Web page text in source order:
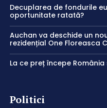
Decuplarea de fondurile
oportunitate ratată?
Auchan va deschide un
rezidențial One Floreasca
La ce preț începe
Politici